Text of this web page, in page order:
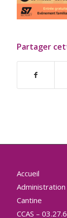
Partager
Accueil
Administration
Cantine
CCAS –